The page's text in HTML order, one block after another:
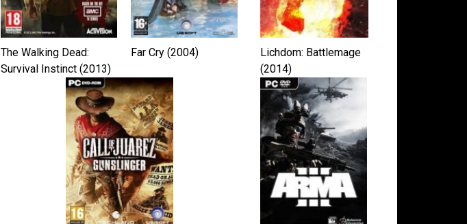
The Walking Dead:
Survival Instinct (2013)
Far Cry (2004)
Lichdom: Battlemage
(2014)